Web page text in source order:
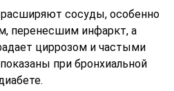
сосуды, особенно
перенесшим инфаркт, а
циррозом и частыми
при бронхиальной